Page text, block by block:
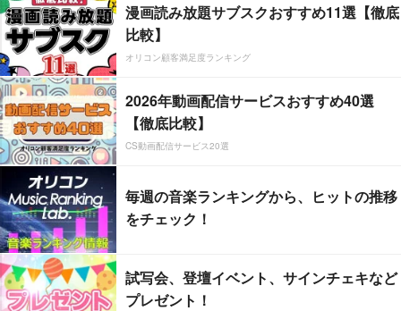
漫画読み放題サブスクおすすめ11選【徹底
比較】
オリコン顧客満足度ランキング
2026年動画配信サービスおすすめ40選
【徹底比較】
CS動画配信サービス20選
毎週の音楽ランキングから、ヒットの推移
をチェック！
試写会、登壇イベント、サインチェキなど
プレゼント！